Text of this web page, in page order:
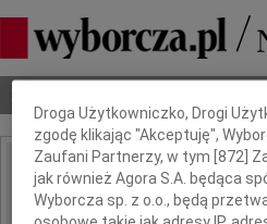
IMIĘ I NAZWISKO:
Dbamy o Twoją prywatność
Droga Użytkowniczko, Drogi
zgodę klikając "Akceptuję",
Zaufani Partnerzy, w tym [872 ]
jak również Agora S.A. będąca
Wyborcza sp. z o.o., będą